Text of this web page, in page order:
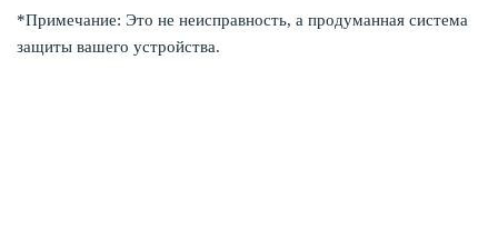
*Примечание: Это не неисправность, а продуманная система
защиты вашего устройства.